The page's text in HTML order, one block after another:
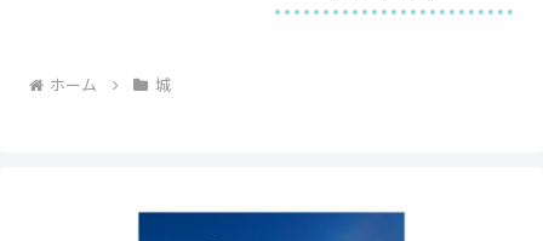
ホーム 城